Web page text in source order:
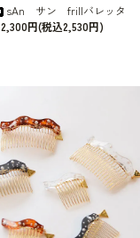
sAn サン frillバレッタ
2,300円(税込2,530円)